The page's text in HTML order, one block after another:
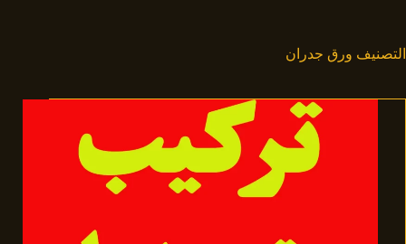
التصنيف ورق جدران